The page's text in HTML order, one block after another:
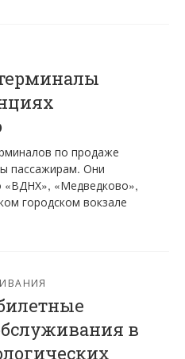
по продаже
пассажирам. Они
«ВДНХ», «Медведково»,
городском вокзале
в